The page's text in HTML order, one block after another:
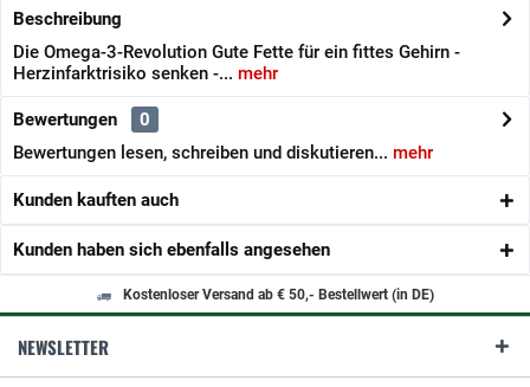
Beschreibung
Die Omega-3-Revolution Gute Fette für ein fittes Gehirn -
Herzinfarktrisiko senken -... mehr
Bewertungen
0
Bewertungen lesen, schreiben und diskutieren... mehr
Kunden kauften auch
Kunden haben sich ebenfalls angesehen
Kostenloser Versand ab € 50,- Bestellwert (in DE)
NEWSLETTER